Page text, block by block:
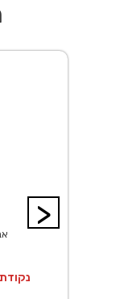
>